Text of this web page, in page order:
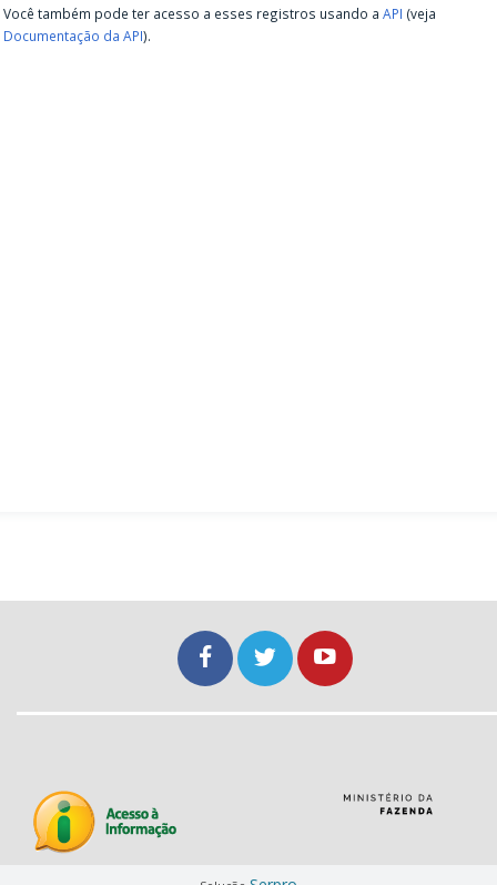
Você também pode ter acesso a esses registros usando a API (veja
Documentação da API).